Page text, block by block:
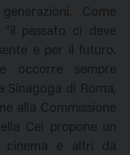
Come
“il passato ci deve
e per il futuro.
occorre sempre
Sinagoga di Roma,
alla Commissione
Cei propone un
e altri da